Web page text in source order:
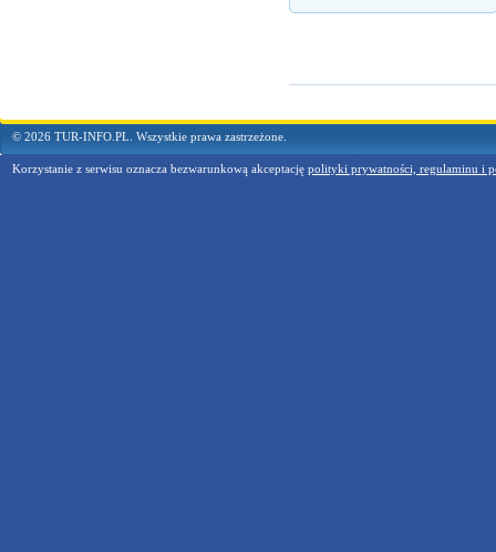
© 2026 TUR-INFO.PL. Wszystkie prawa zastrzeżone.
Korzystanie z serwisu oznacza bezwarunkową akceptację polityki prywatności, regulaminu i